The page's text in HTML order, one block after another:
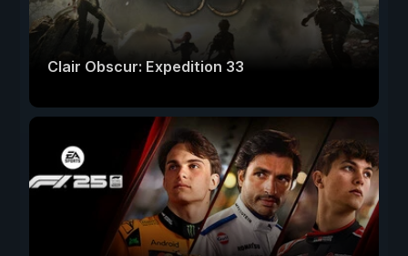
Clair Obscur: Expedition 33